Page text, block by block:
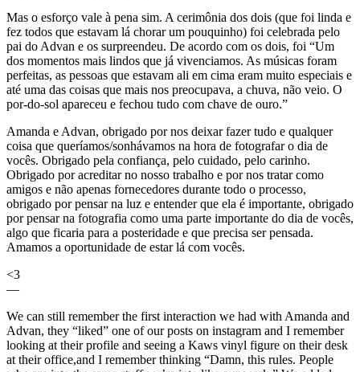
Mas o esforço vale à pena sim. A cerimônia dos dois (que foi linda e
fez todos que estavam lá chorar um pouquinho) foi celebrada pelo
pai do Advan e os surpreendeu. De acordo com os dois, foi “Um
dos momentos mais lindos que já vivenciamos. As músicas foram
perfeitas, as pessoas que estavam ali em cima eram muito especiais e
até uma das coisas que mais nos preocupava, a chuva, não veio. O
por-do-sol apareceu e fechou tudo com chave de ouro.”
Amanda e Advan, obrigado por nos deixar fazer tudo e qualquer
coisa que queríamos/sonhávamos na hora de fotografar o dia de
vocês. Obrigado pela confiança, pelo cuidado, pelo carinho.
Obrigado por acreditar no nosso trabalho e por nos tratar como
amigos e não apenas fornecedores durante todo o processo,
obrigado por pensar na luz e entender que ela é importante, obrigado
por pensar na fotografia como uma parte importante do dia de vocês,
algo que ficaria para a posteridade e que precisa ser pensada.
Amamos a oportunidade de estar lá com vocês.
<3
—
We can still remember the first interaction we had with Amanda and
Advan, they “liked” one of our posts on instagram and I remember
looking at their profile and seeing a Kaws vinyl figure on their desk
at their office,and I remember thinking “Damn, this rules. People